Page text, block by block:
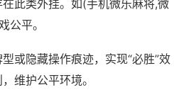
此类外挂。如(手机微乐麻将,微
公平。
或隐藏操作痕迹，实现“必胜”效
维护公平环境。